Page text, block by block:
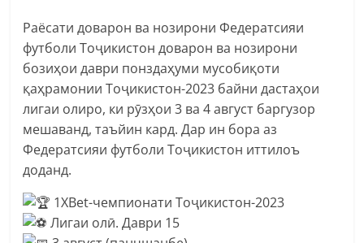
Раёсати доварон ва нозирони Федератсияи
футболи Тоҷикистон доварон ва нозирони
бозиҳои даври понздаҳуми мусобиқоти
қаҳрамонии Тоҷикистон-2023 байни дастаҳои
лигаи олиро, ки рӯзҳои 3 ва 4 август баргузор
мешаванд, таъйин кард. Дар ин бора аз
Федератсияи футболи Тоҷикистон иттилоъ
доданд.
1XBet-чемпионати Тоҷикистон-2023
Лигаи олӣ. Даври 15